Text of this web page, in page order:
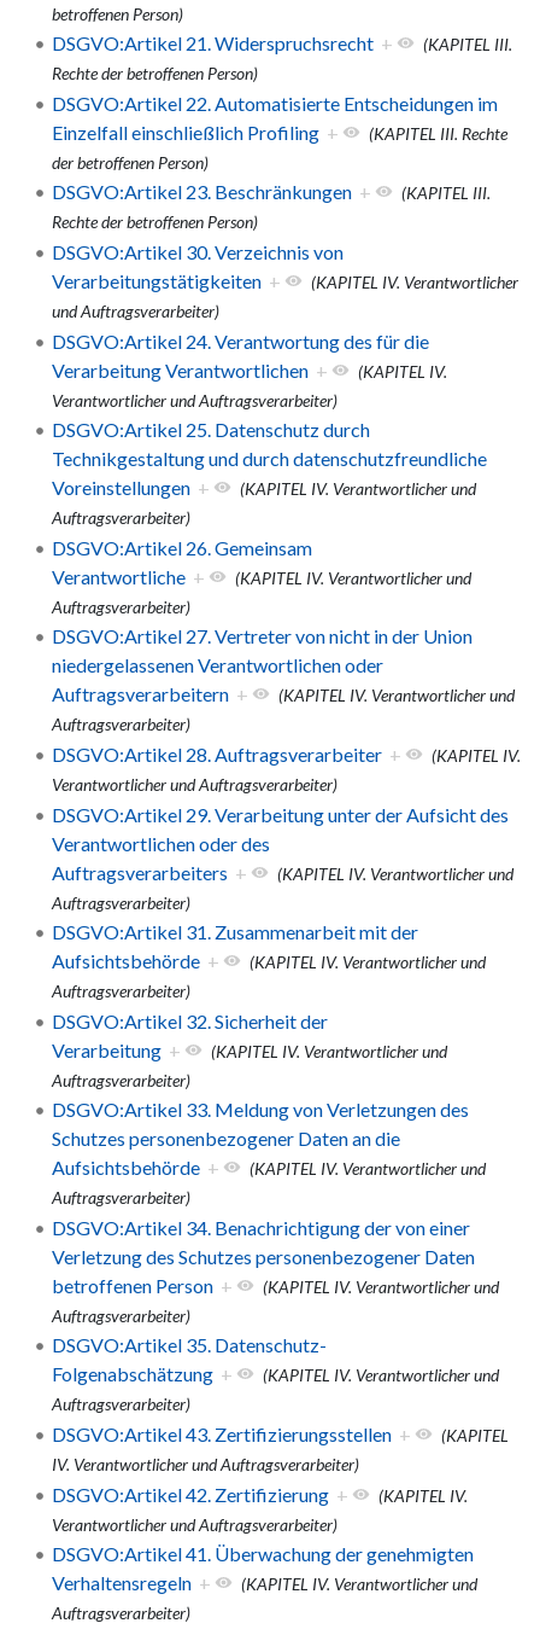
betroffenen Person)
DSGVO:Artikel 21. Widerspruchsrecht +
(KAPITEL III.
Rechte der betroffenen Person)
DSGVO:Artikel 22. Automatisierte Entscheidungen im
Einzelfall einschließlich Profiling +
(KAPITEL III. Rechte
der betroffenen Person)
DSGVO:Artikel 23. Beschränkungen +
(KAPITEL III.
Rechte der betroffenen Person)
DSGVO:Artikel 30. Verzeichnis von
Verarbeitungstätigkeiten +
(KAPITEL IV. Verantwortlicher
und Auftragsverarbeiter)
DSGVO:Artikel 24. Verantwortung des für die
Verarbeitung Verantwortlichen +
(KAPITEL IV.
Verantwortlicher und Auftragsverarbeiter)
DSGVO:Artikel 25. Datenschutz durch
Technikgestaltung und durch datenschutzfreundliche
Voreinstellungen +
(KAPITEL IV. Verantwortlicher und
Auftragsverarbeiter)
DSGVO:Artikel 26. Gemeinsam
Verantwortliche +
(KAPITEL IV. Verantwortlicher und
Auftragsverarbeiter)
DSGVO:Artikel 27. Vertreter von nicht in der Union
niedergelassenen Verantwortlichen oder
Auftragsverarbeitern +
(KAPITEL IV. Verantwortlicher und
Auftragsverarbeiter)
DSGVO:Artikel 28. Auftragsverarbeiter +
(KAPITEL IV.
Verantwortlicher und Auftragsverarbeiter)
DSGVO:Artikel 29. Verarbeitung unter der Aufsicht des
Verantwortlichen oder des
Auftragsverarbeiters +
(KAPITEL IV. Verantwortlicher und
Auftragsverarbeiter)
DSGVO:Artikel 31. Zusammenarbeit mit der
Aufsichtsbehörde +
(KAPITEL IV. Verantwortlicher und
Auftragsverarbeiter)
DSGVO:Artikel 32. Sicherheit der
Verarbeitung +
(KAPITEL IV. Verantwortlicher und
Auftragsverarbeiter)
DSGVO:Artikel 33. Meldung von Verletzungen des
Schutzes personenbezogener Daten an die
Aufsichtsbehörde +
(KAPITEL IV. Verantwortlicher und
Auftragsverarbeiter)
DSGVO:Artikel 34. Benachrichtigung der von einer
Verletzung des Schutzes personenbezogener Daten
betroffenen Person +
(KAPITEL IV. Verantwortlicher und
Auftragsverarbeiter)
DSGVO:Artikel 35. Datenschutz-
Folgenabschätzung +
(KAPITEL IV. Verantwortlicher und
Auftragsverarbeiter)
DSGVO:Artikel 43. Zertifizierungsstellen +
(KAPITEL
IV. Verantwortlicher und Auftragsverarbeiter)
DSGVO:Artikel 42. Zertifizierung +
(KAPITEL IV.
Verantwortlicher und Auftragsverarbeiter)
DSGVO:Artikel 41. Überwachung der genehmigten
Verhaltensregeln +
(KAPITEL IV. Verantwortlicher und
Auftragsverarbeiter)